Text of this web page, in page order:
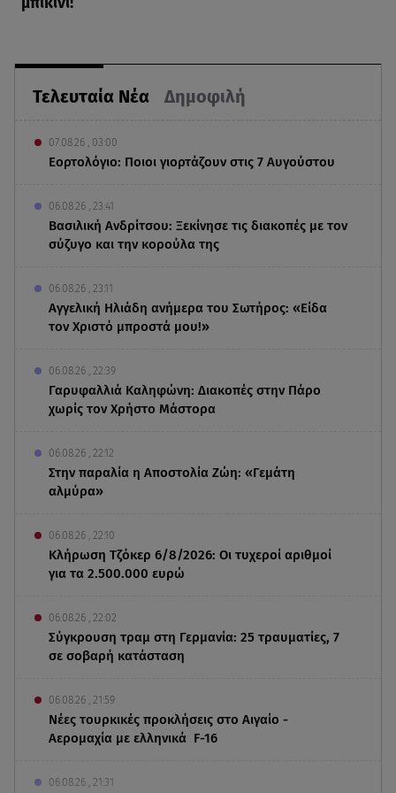
Τελευταία Νέα Δημοφιλή
07.08.26 , 03:00
Εορτολόγιο: Ποιοι γιορτάζουν στις 7 Αυγούστου
06.08.26 , 23:41
Βασιλική Ανδρίτσου: Ξεκίνησε τις διακοπές με τον
σύζυγο και την κορούλα της
06.08.26 , 23:11
Αγγελική Ηλιάδη ανήμερα του Σωτήρος: «Είδα
τον Χριστό μπροστά μου!»
06.08.26 , 22:39
Γαρυφαλλιά Καληφώνη: Διακοπές στην Πάρο
χωρίς τον Χρήστο Μάστορα
06.08.26 , 22:12
Στην παραλία η Αποστολία Ζώη: «Γεμάτη
αλμύρα»
06.08.26 , 22:10
Κλήρωση Τζόκερ 6/8/2026: Οι τυχεροί αριθμοί
για τα 2.500.000 ευρώ
06.08.26 , 22:02
Σύγκρουση τραμ στη Γερμανία: 25 τραυματίες, 7
σε σοβαρή κατάσταση
06.08.26 , 21:59
Νέες τουρκικές προκλήσεις στο Αιγαίο -
Αερομαχία με ελληνικά F-16
06.08.26 , 21:31